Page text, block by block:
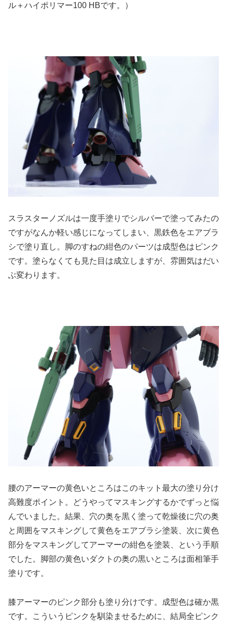
ル＋ハイポリマー100 HBです。）
スラスターノズルは一度手塗りでシルバーで塗ってみたの
ですがなんか軽い感じになってしまい、黒鉄色をエアブラ
シで塗り直し。脚のすねの紺色のパーツは成型色はピンク
です。塗らなくても見た目は成立しますが、雰囲気はだい
ぶ変わります。
腰のアーマーの黄色いところはこのキット最大の塗り分け
高難度ポイント。どうやってマスキングするかでずっと悩
んでいました。結果、穴の奥を黒く塗って乾燥後に穴の奥
と周囲をマスキングして黄色をエアブラシ塗装、次に黄色
部分をマスキングしてアーマーの紺色を塗装、という手順
でした。脚部の黄色いダクトの奥の黒いところは面相筆手
塗りです。
膝アーマーのピンク部分も塗り分けです。成型色は確か黒
です。こういうピンクを馴染ませるために、結局全ピンク